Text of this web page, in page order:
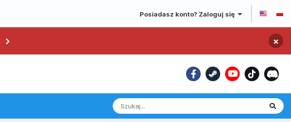
Posiadasz konto? Zaloguj się
×